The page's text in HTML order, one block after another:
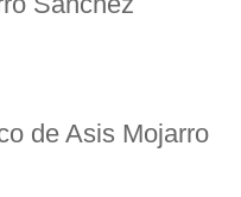
de Asis Mojarro